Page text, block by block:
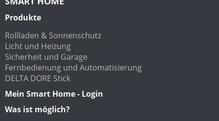
Produkte
Rollladen & Sonnenschutz
Licht und Heizung
Sicherheit und Garage
Fernbedienung und Automatisierung
DELTA DORE Stick
Mein Smart Home - Login
Was ist möglich?